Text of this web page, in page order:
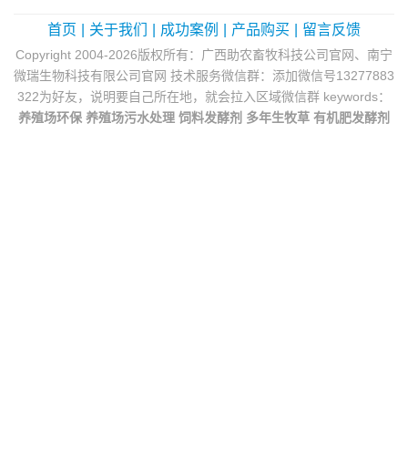
首页 关于我们 成功案例 产品购买 留言反馈
Copyright 2004-2026版权所有：广西助农畜牧科技公司官网、南宁
微瑞生物科技有限公司官网 技术服务微信群：添加微信号13277883
322为好友，说明要自己所在地，就会拉入区域微信群 keywords：
养殖场环保 养殖场污水处理 饲料发酵剂 多年生牧草 有机肥发酵剂